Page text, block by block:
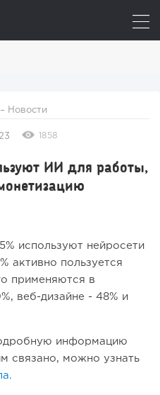
– Новости
1858
ИИ для работы,
используют нейросети
активно пользуется
применяются в
веб-дизайне - 48% и
информацию
связано, можно узнать